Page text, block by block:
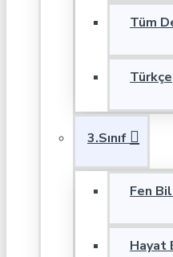
Tüm
Türkçe
3.Sınıf
Fen
Hayat